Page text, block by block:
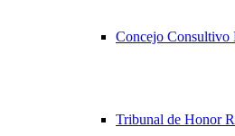
Concejo Consultivo
Tribunal de Honor